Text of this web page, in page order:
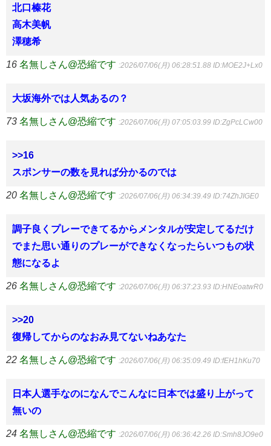
北口榛花
高木美帆
澤穂希
16 名無しさん@恐縮です :2026/07/06(月) 06:28:51.88 ID:MOE2J+Lx0
大坂海外では人気あるの？
73 名無しさん@恐縮です :2026/07/06(月) 07:05:03.99 ID:ZgPcLCw00
>>16
スポンサーの数を見れば分かるのでは
20 名無しさん@恐縮です :2026/07/06(月) 06:34:39.49 ID:74ZhJIGE0
調子良くプレーできてるからメンタルが安定してるだけ
でまた思い通りのプレーができなくなったらいつもの状
態になるよ
26 名無しさん@恐縮です :2026/07/06(月) 06:37:23.93 ID:HNEoatwR0
>>20
復帰してからのなおみ見てないねあなた
22 名無しさん@恐縮です :2026/07/06(月) 06:35:09.49 ID:fEH1hKu70
日本人選手なのになんでこんなに日本では盛り上がって
無いの
24 名無しさん@恐縮です :2026/07/06(月) 06:36:42.26 ID:Smh8JO9e0